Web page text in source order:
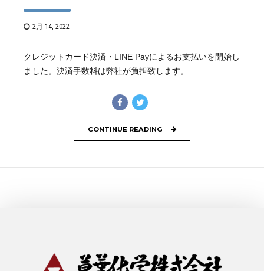
2月 14, 2022
クレジットカード決済・LINE Payによるお支払いを開始し
ました。決済手数料は弊社が負担致します。
CONTINUE READING